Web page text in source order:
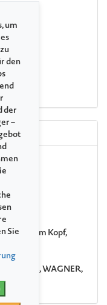
Jazz im Kopf,
die
,WAGNER,
um
den
der
–
Sie